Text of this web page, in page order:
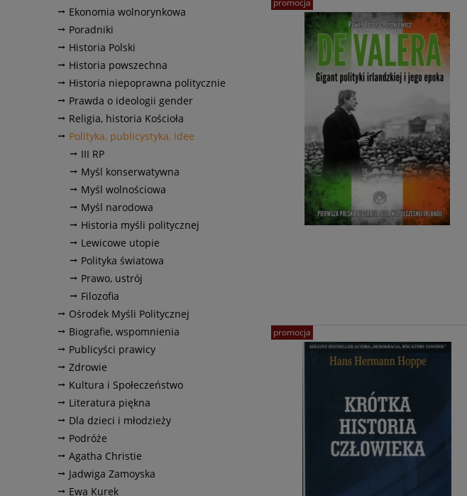
Ekonomia wolnorynkowa
Poradniki
Historia Polski
Historia powszechna
Historia niepoprawna politycznie
Prawda o ideologii gender
Religia, historia Kościoła
Polityka, publicystyka, idee
III RP
Myśl konserwatywna
Myśl wolnościowa
Myśl narodowa
Historia myśli politycznej
Lewicowe utopie
Polityka światowa
Prawo, ustrój
Filozofia
Ośrodek Myśli Politycznej
Biografie, wspomnienia
Publicyści prawicy
Zdrowie
Kultura i Społeczeństwo
Literatura piękna
Dla dzieci i młodzieży
Podróże
Agatha Christie
Jadwiga Zamoyska
Ewa Kurek
promocja